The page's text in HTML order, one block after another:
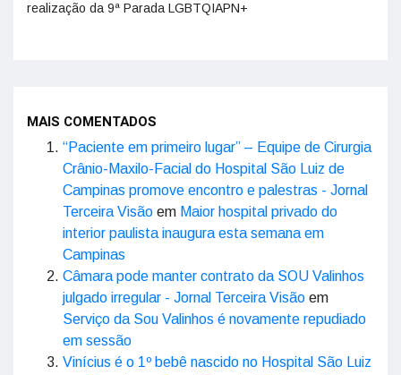
realização da 9ª Parada LGBTQIAPN+
MAIS COMENTADOS
“Paciente em primeiro lugar” – Equipe de Cirurgia
Crânio-Maxilo-Facial do Hospital São Luiz de
Campinas promove encontro e palestras - Jornal
Terceira Visão em Maior hospital privado do
interior paulista inaugura esta semana em
Campinas
Câmara pode manter contrato da SOU Valinhos
julgado irregular - Jornal Terceira Visão em
Serviço da Sou Valinhos é novamente repudiado
em sessão
Vinícius é o 1º bebê nascido no Hospital São Luiz